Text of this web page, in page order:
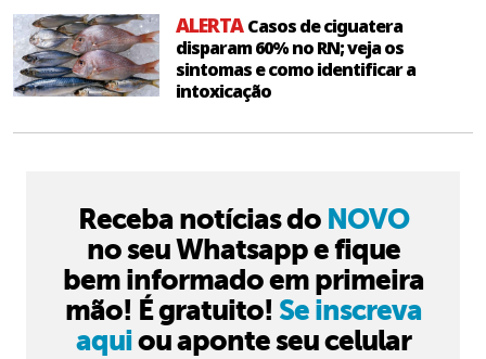
ALERTACasos de ciguatera
disparam 60% no RN; veja os
sintomas e como identificar a
intoxicação
Receba notícias do NOVO
no seu Whatsapp e fique
bem informado em primeira
mão! É gratuito! Se inscreva
aquiou aponte seu celular